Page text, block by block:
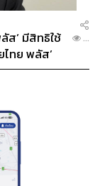
ส’ มีสิทธิใช้
ทย พลัส’
...